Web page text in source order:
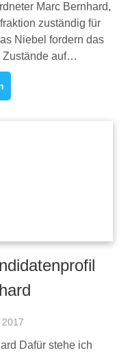
Marc Bernhard,
zuständig für
Niebel fordern das
Zustände auf…
Dafür stehe ich